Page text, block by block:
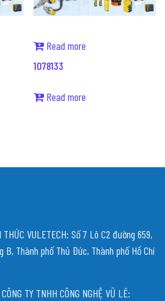
Read more
1078133
Read more
THỨC VULETECH: Số 7 Lô C2 đường 659,
B, Thành phố Thủ Đức, Thành phố Hồ Chí
TY TNHH CÔNG NGHỆ VŨ LÊ: